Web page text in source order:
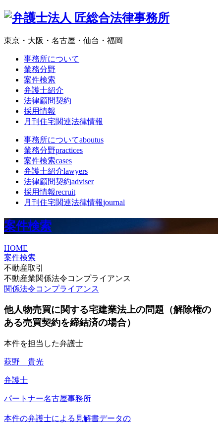
東京・大阪・名古屋・仙台・福岡
事務所について
業務分野
案件検索
弁護士紹介
法律顧問契約
採用情報
月刊住宅関連法律情報
事務所についてaboutus
業務分野practices
案件検索cases
弁護士紹介lawyers
法律顧問契約adviser
採用情報recruit
月刊住宅関連法律情報journal
案件検索
HOME
案件検索
不動産取引
不動産業関係法令コンプライアンス
関係法令コンプライアンス
他人物売買に関する宅建業法上の問題（解除権の
ある売買契約を締結済の場合）
本件を担当した弁護士
萩野 貴光
弁護士
パートナー名古屋事務所
本件の弁護士による見解書データの